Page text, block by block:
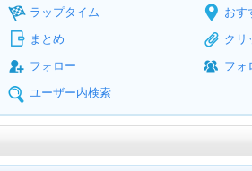
ラップタイム
おす
まとめ
クリ
フォロー
フォ
ユーザー内検索